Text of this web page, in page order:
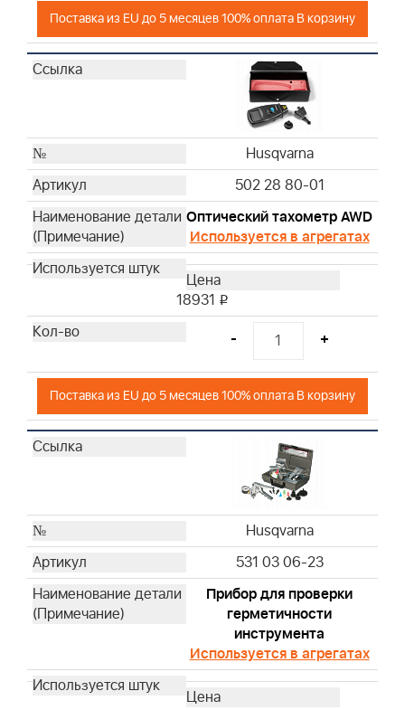
Husqvarna
Husqvarna
Husqvarna
Husqvarna
Husqvarna
Husqvarna
Husqvarna
Husqvarna
Husqvarna
Husqvarna
Husqvarna
Husqvarna
Husqvarna
Husqvarna
Husqvarna
Husqvarna
Husqvarna
Husqvarna
Husqvarna
Husqvarna
Husqvarna
Husqvarna
Husqvarna
Husqvarna
Husqvarna
Husqvarna
Husqvarna
Поставка из EU до 5 месяцев 100% оплата В корзину
Husqvarna
502 28 80-01
Оптический тахометр AWD
Используется в агрегатах
18931 i
- +
Поставка из EU до 5 месяцев 100% оплата В корзину
Husqvarna
531 03 06-23
Прибор для проверки
герметичности
инструмента
Используется в агрегатах